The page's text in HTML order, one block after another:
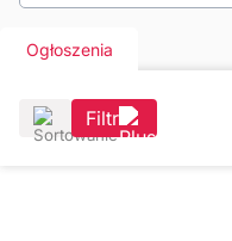
Ogłoszenia
Filtr